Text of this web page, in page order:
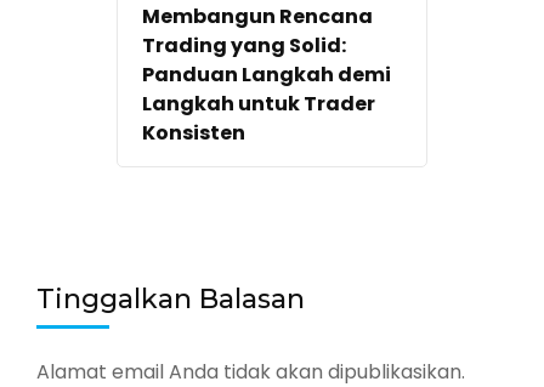
Membangun Rencana
Trading yang Solid:
Panduan Langkah demi
Langkah untuk Trader
Konsisten
Tinggalkan Balasan
Alamat email Anda tidak akan dipublikasikan.